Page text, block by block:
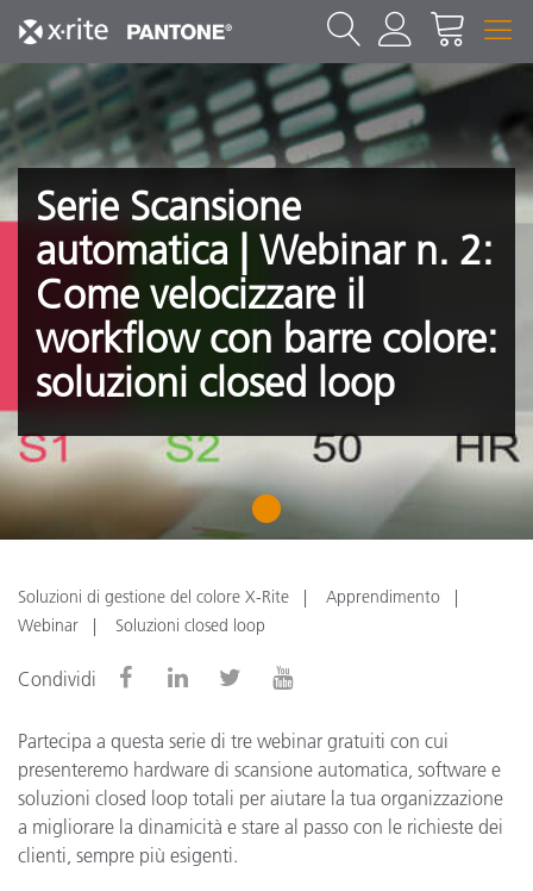
Serie Scansione
automatica | Webinar n. 2:
Come velocizzare il
workflow con barre colore:
soluzioni closed loop
1
Soluzioni di gestione del colore X-Rite
Apprendimento
Webinar
Soluzioni closed loop
Condividi
Partecipa a questa serie di tre webinar gratuiti con cui
presenteremo hardware di scansione automatica, software e
soluzioni closed loop totali per aiutare la tua organizzazione
a migliorare la dinamicità e stare al passo con le richieste dei
clienti, sempre più esigenti.